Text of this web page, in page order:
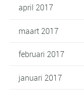
april 2017
maart 2017
februari 2017
januari 2017